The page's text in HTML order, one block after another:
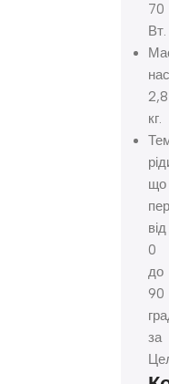
70
Вт.
2,8
кг.
що
від
0
до
90
за